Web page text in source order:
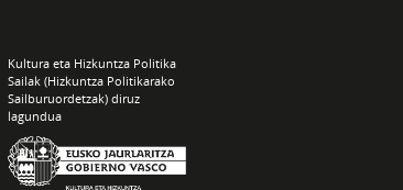
Kultura eta Hizkuntza Politika
Sailak (Hizkuntza Politikarako
Sailburuordetzak) diruz
lagundua